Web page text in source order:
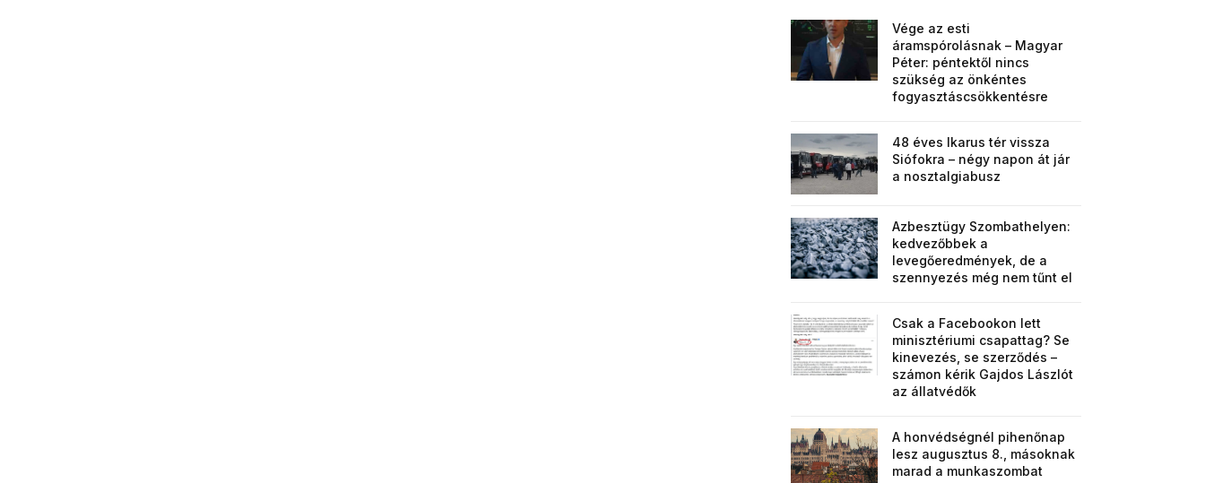
Vége az esti
áramspórolásnak – Magyar
Péter: péntektől nincs
szükség az önkéntes
fogyasztáscsökkentésre
48 éves Ikarus tér vissza
Siófokra – négy napon át jár
a nosztalgiabusz
Azbesztügy Szombathelyen:
kedvezőbbek a
levegőeredmények, de a
szennyezés még nem tűnt el
Csak a Facebookon lett
minisztériumi csapattag? Se
kinevezés, se szerződés –
számon kérik Gajdos Lászlót
az állatvédők
A honvédségnél pihenőnap
lesz augusztus 8., másoknak
marad a munkaszombat